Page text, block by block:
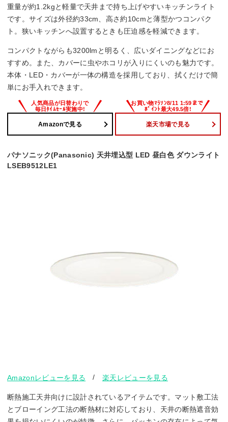
重量が約1.2kgと軽量で天井まで持ち上げやすいキッチンライト
です。サイズは外径約33cm、高さ約10cmと薄型かつコンパク
ト。狭いキッチンへ設置するときも圧迫感を軽減できます。
コンパクトながらも3200lmと明るく、広いダイニングなどにお
すすめ。また、カバーに虫やホコリが入りにくいのも魅力です。
本体・LED・カバーが一体の構造を採用しており、拭くだけで簡
単にお手入れできます。
Amazonで見る 楽天市場で見る
パナソニック(Panasonic) 天井埋込型 LED 昼白色 ダウンライト
LSEB9512LE1
Amazonレビューを見る /楽天レビューを見る
断熱施工天井向けに設計されているアイテムです。マット敷工法
とブローイング工法の断熱材に対応しており、天井の断熱遮音効